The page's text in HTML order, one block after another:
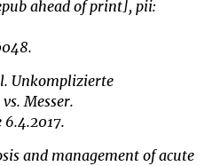
ahead of print], pii:
Unkomplizierte
Messer.
and management of acute